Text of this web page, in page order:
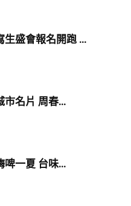
生盛會報名開跑 ...
市名片 周春...
啤一夏 台味...